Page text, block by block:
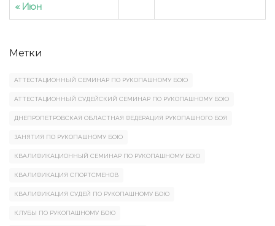
« Июн
Метки
АТТЕСТАЦИОННЫЙ СЕМИНАР ПО РУКОПАШНОМУ БОЮ
АТТЕСТАЦИОННЫЙ СУДЕЙСКИЙ СЕМИНАР ПО РУКОПАШНОМУ БОЮ
ДНЕПРОПЕТРОВСКАЯ ОБЛАСТНАЯ ФЕДЕРАЦИЯ РУКОПАШНОГО БОЯ
ЗАНЯТИЯ ПО РУКОПАШНОМУ БОЮ
КВАЛИФИКАЦИОННЫЙ СЕМИНАР ПО РУКОПАШНОМУ БОЮ
КВАЛИФИКАЦИЯ СПОРТСМЕНОВ
КВАЛИФИКАЦИЯ СУДЕЙ ПО РУКОПАШНОМУ БОЮ
КЛУБЫ ПО РУКОПАШНОМУ БОЮ